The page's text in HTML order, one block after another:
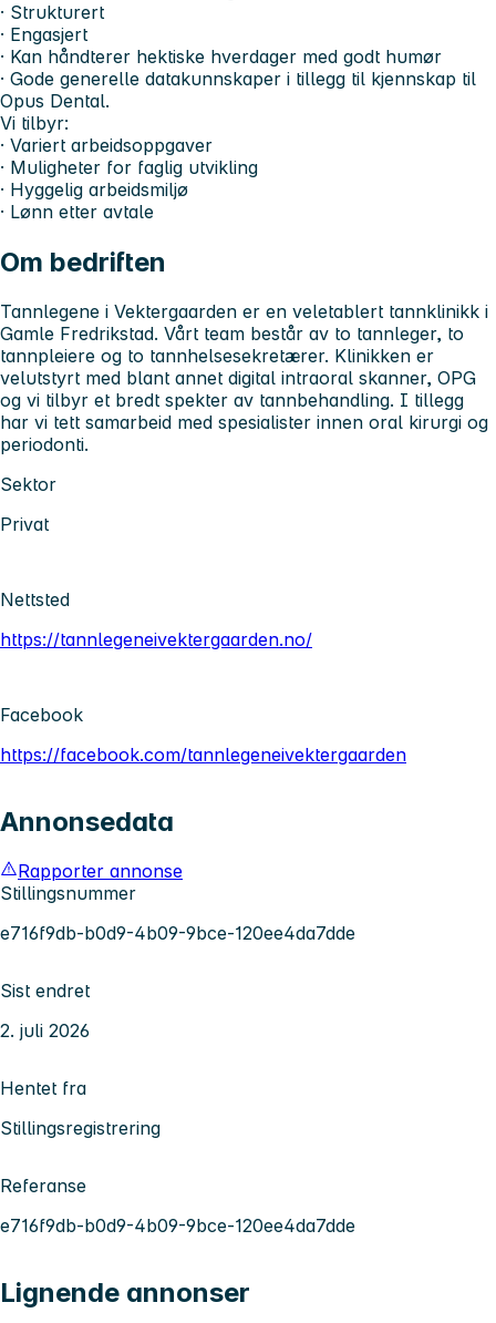
· Strukturert
· Engasjert
· Kan håndterer hektiske hverdager med godt humør
· Gode generelle datakunnskaper i tillegg til kjennskap til
Opus Dental.
Vi tilbyr:
· Variert arbeidsoppgaver
· Muligheter for faglig utvikling
· Hyggelig arbeidsmiljø
· Lønn etter avtale
Om bedriften
Tannlegene i Vektergaarden er en veletablert tannklinikk i
Gamle Fredrikstad. Vårt team består av to tannleger, to
tannpleiere og to tannhelsesekretærer. Klinikken er
velutstyrt med blant annet digital intraoral skanner, OPG
og vi tilbyr et bredt spekter av tannbehandling. I tillegg
har vi tett samarbeid med spesialister innen oral kirurgi og
periodonti.
Sektor
Privat
Nettsted
https://tannlegeneivektergaarden.no/
Facebook
https://facebook.com/tannlegeneivektergaarden
Annonsedata
Rapporter annonse
Stillingsnummer
e716f9db-b0d9-4b09-9bce-120ee4da7dde
Sist endret
2. juli 2026
Hentet fra
Stillingsregistrering
Referanse
e716f9db-b0d9-4b09-9bce-120ee4da7dde
Lignende annonser